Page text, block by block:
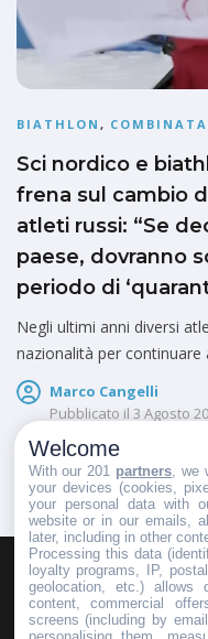
BIATHLON , COMBINATA
Sci nordico e
frena sul cambio
atleti russi: “Se
paese, dovranno
periodo di
Negli ultimi anni diversi
nazionalità per
Marco Cangelli
Pubblicato il 3 Agosto
HOMEPAGEREDAZIONE
PUBBLICITÀSCRIVI AL
Welcome
With our 201 partners ,
your devices (cookies,
your personal data with
website or in our emails,
later, including in other
Processing this data
loyalty programs, IP,
geolocation, etc.) allows
content, commercial
screens (including by
personalising them,